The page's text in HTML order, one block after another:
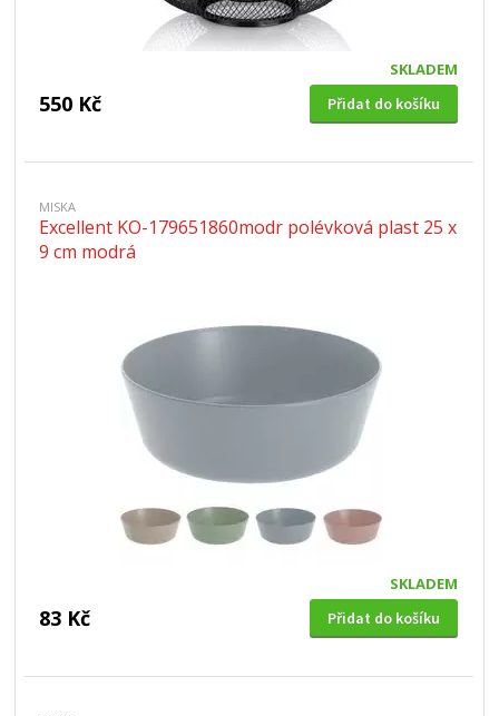
SKLADEM
550 Kč Přidat do košíku
MISKA
Excellent KO-179651860modr polévková plast 25 x
9 cm modrá
SKLADEM
83 Kč Přidat do košíku